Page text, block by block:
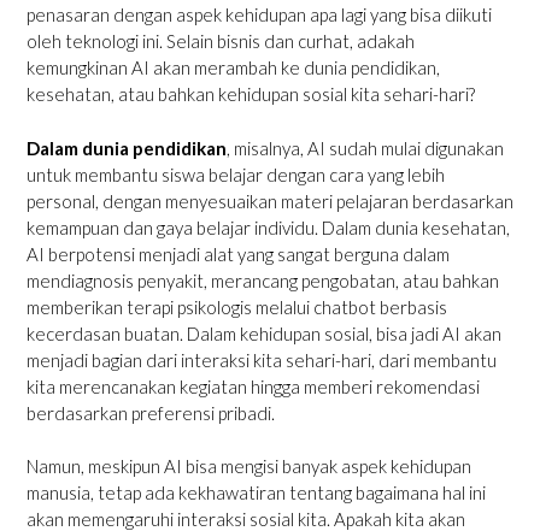
penasaran dengan aspek kehidupan apa lagi yang bisa diikuti
oleh teknologi ini. Selain bisnis dan curhat, adakah
kemungkinan AI akan merambah ke dunia pendidikan,
kesehatan, atau bahkan kehidupan sosial kita sehari-hari?
Dalam dunia pendidikan , misalnya, AI sudah mulai digunakan
untuk membantu siswa belajar dengan cara yang lebih
personal, dengan menyesuaikan materi pelajaran berdasarkan
kemampuan dan gaya belajar individu. Dalam dunia kesehatan,
AI berpotensi menjadi alat yang sangat berguna dalam
mendiagnosis penyakit, merancang pengobatan, atau bahkan
memberikan terapi psikologis melalui chatbot berbasis
kecerdasan buatan. Dalam kehidupan sosial, bisa jadi AI akan
menjadi bagian dari interaksi kita sehari-hari, dari membantu
kita merencanakan kegiatan hingga memberi rekomendasi
berdasarkan preferensi pribadi.
Namun, meskipun AI bisa mengisi banyak aspek kehidupan
manusia, tetap ada kekhawatiran tentang bagaimana hal ini
akan memengaruhi interaksi sosial kita. Apakah kita akan